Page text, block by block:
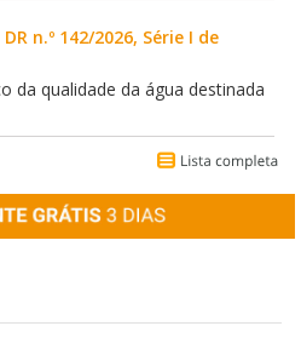
n.º 142/2026, Série I de
da qualidade da água destinada